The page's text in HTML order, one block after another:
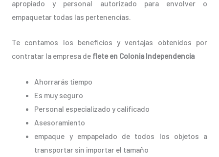
apropiado y personal autorizado para envolver o
empaquetar todas las pertenencias.
Te contamos los beneficios y ventajas obtenidos por
contratar la empresa de flete en Colonia Independencia
Ahorrarás tiempo
Es muy seguro
Personal especializado y calificado
Asesoramiento
empaque y empapelado de todos los objetos a
transportar sin importar el tamaño